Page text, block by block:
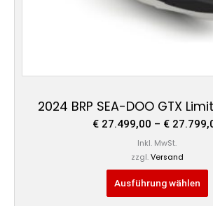
2024 BRP SEA-DOO GTX
€27.499,00 – €
Inkl. MwSt.
zzgl. Versand
Ausführung wählen
gewählt
werden